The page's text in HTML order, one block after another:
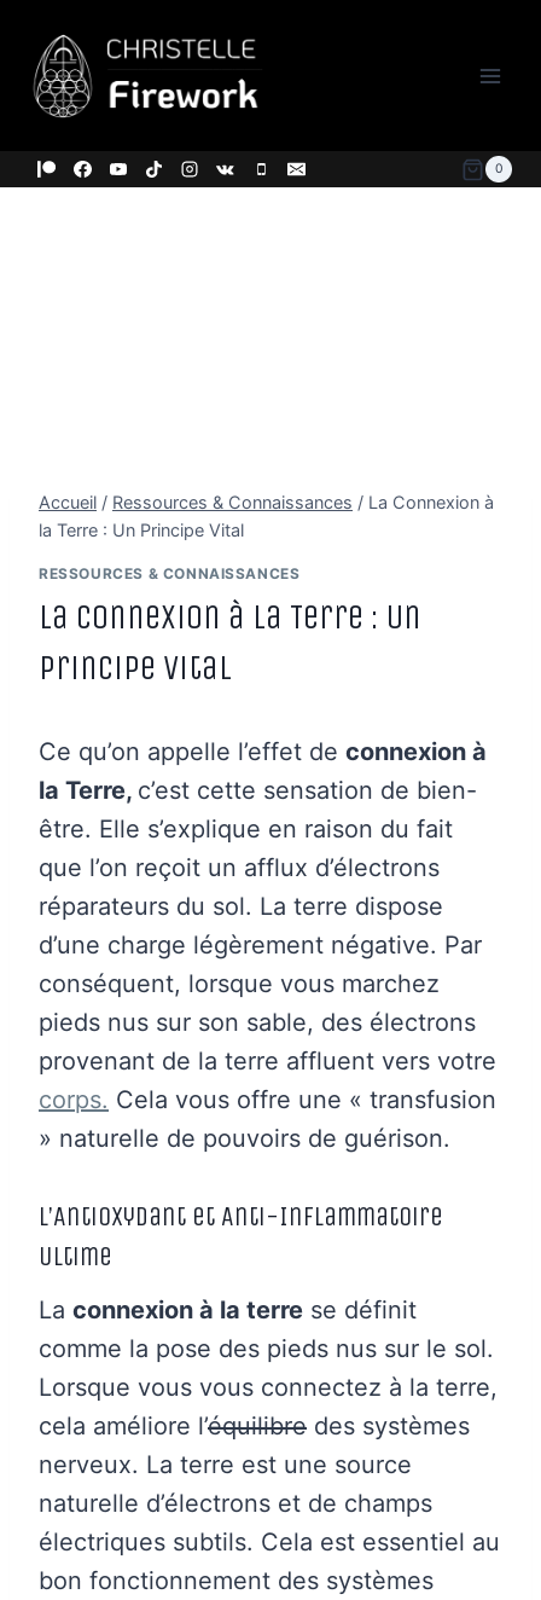
contenu
0
Accueil / Ressources & Connaissances / La Connexion à
la Terre : Un Principe Vital
RESSOURCES & CONNAISSANCES
La Connexion à la Terre : Un
Principe Vital
Ce qu’on appelle l’effet de connexion à
la Terre, c’est cette sensation de bien-
être. Elle s’explique en raison du fait
que l’on reçoit un afflux d’électrons
réparateurs du sol. La terre dispose
d’une charge légèrement négative. Par
conséquent, lorsque vous marchez
pieds nus sur son sable, des électrons
provenant de la terre affluent vers votre
corps. Cela vous offre une « transfusion
» naturelle de pouvoirs de guérison.
L’Antioxydant et Anti-Inflammatoire
Ultime
La connexion à la terre se définit
comme la pose des pieds nus sur le sol.
Lorsque vous vous connectez à la terre,
cela améliore l’équilibre des systèmes
nerveux. La terre est une source
naturelle d’électrons et de champs
électriques subtils. Cela est essentiel au
bon fonctionnement des systèmes